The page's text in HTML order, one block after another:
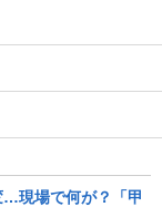
…現場で何が？「甲